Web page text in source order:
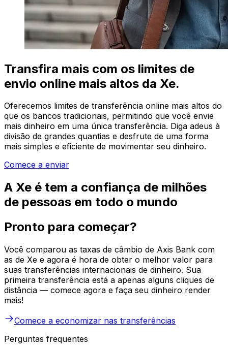
Transfira mais com os limites de
envio online mais altos da Xe.
Oferecemos limites de transferência online mais altos do
que os bancos tradicionais, permitindo que você envie
mais dinheiro em uma única transferência. Diga adeus à
divisão de grandes quantias e desfrute de uma forma
mais simples e eficiente de movimentar seu dinheiro.
Comece a enviar
A Xe é tem a confiança de milhões
de pessoas em todo o mundo
Pronto para começar?
Você comparou as taxas de câmbio de Axis Bank com
as de Xe e agora é hora de obter o melhor valor para
suas transferências internacionais de dinheiro. Sua
primeira transferência está a apenas alguns cliques de
distância — comece agora e faça seu dinheiro render
mais!
Comece a economizar nas transferências
Perguntas frequentes